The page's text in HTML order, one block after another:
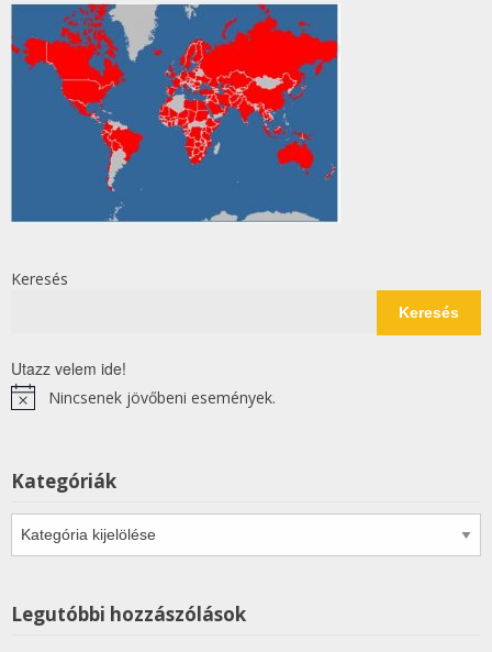
Keresés
Keresés
Utazz velem ide!
NoticeNincsenek jövőbeni események.
Kategóriák
Kategóriák
Legutóbbi hozzászólások